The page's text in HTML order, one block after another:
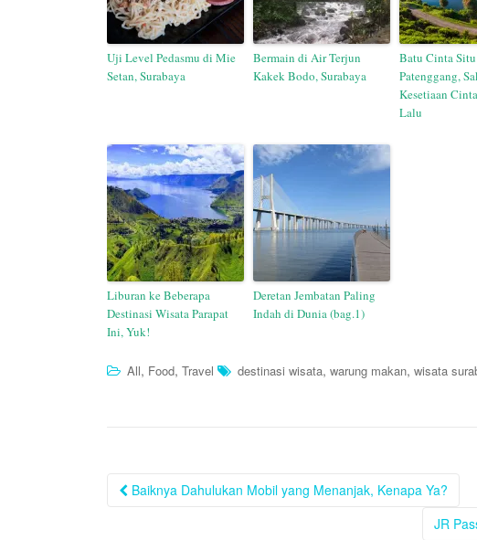
Uji Level Pedasmu di Mie
Setan, Surabaya
Bermain di Air Terjun
Kakek Bodo, Surabaya
Batu Cinta Situ
Patenggang,
Kesetiaan
Lalu
Liburan ke Beberapa
Destinasi Wisata Parapat
Ini, Yuk!
Deretan Jembatan Paling
Indah di Dunia (bag.1)
All, Food, Travel destinasi wisata, warung makan, wisata
Post
Baiknya Dahulukan Mobil yang Menanjak, Kenapa Ya?
JR